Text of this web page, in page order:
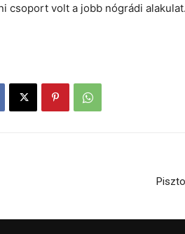
csoport volt a jobb nógrádi alakulat.